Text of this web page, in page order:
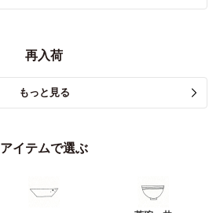
再入荷
もっと見る
アイテムで選ぶ